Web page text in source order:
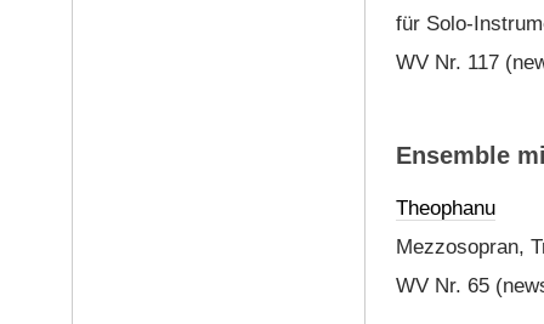
für Solo-
WV Nr. 117
Ensemble
Theophanu
Mezzosopran,
WV Nr. 65